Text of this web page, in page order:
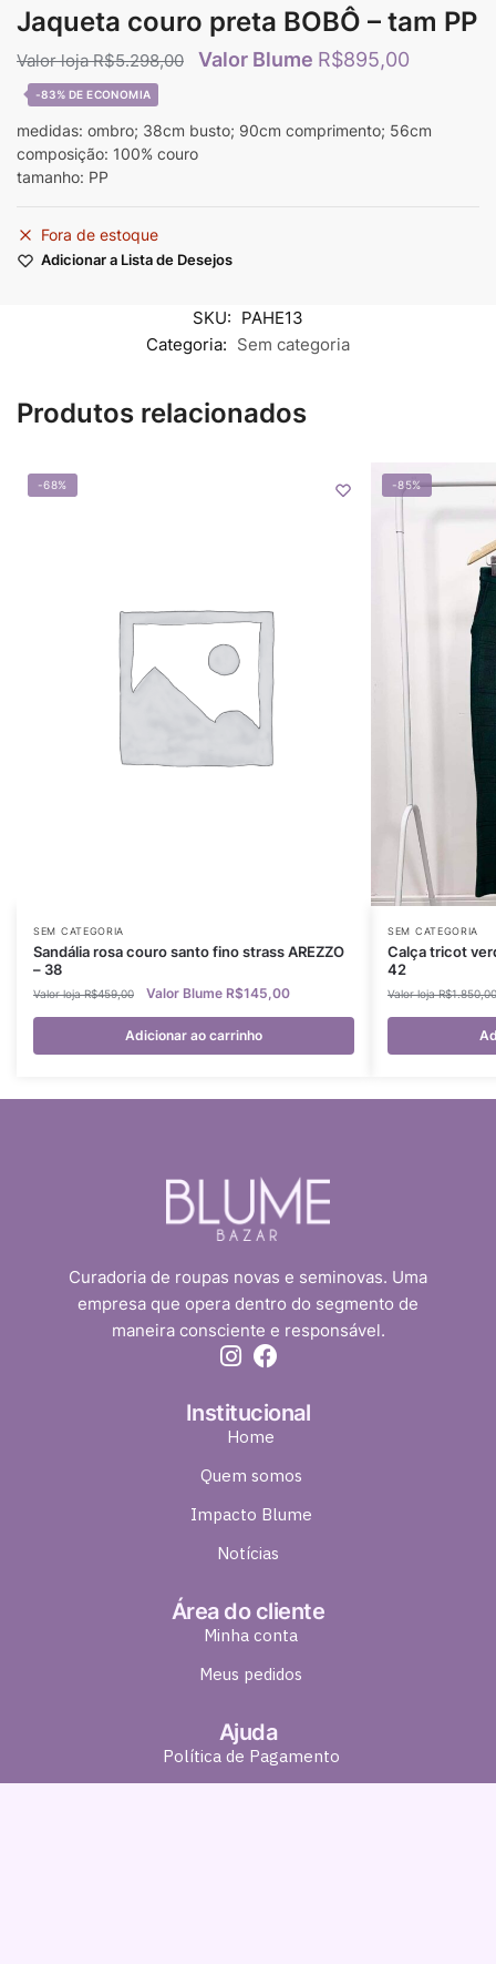
Jaqueta couro preta BOBÔ – tam PP
R$5.298,00 R$895,00
-83%
medidas: ombro; 38cm busto; 90cm comprimento; 56cm
composição: 100% couro
tamanho: PP
Fora de estoque
Adicionar a Lista de Desejos
SKU: PAHE13
Categoria: Sem categoria
Produtos relacionados
-68%
SEM CATEGORIA
Sandália rosa couro santo fino strass AREZZO
– 38
R$459,00 R$145,00
Adicionar ao carrinho
-85%
SEM CATEGORIA
Calça tricot
42
R$1.850,00
Curadoria de roupas novas e seminovas. Uma
empresa que opera dentro do segmento de
maneira consciente e responsável.
Institucional
Home
Quem somos
Impacto Blume
Notícias
Área do cliente
Minha conta
Meus pedidos
Ajuda
Política de Pagamento